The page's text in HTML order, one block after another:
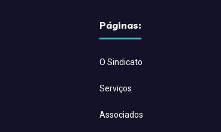
Páginas:
O Sindicato
Serviços
Associados